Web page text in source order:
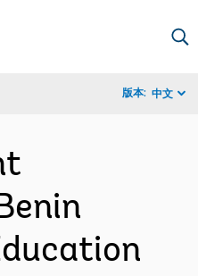
版本: 中文